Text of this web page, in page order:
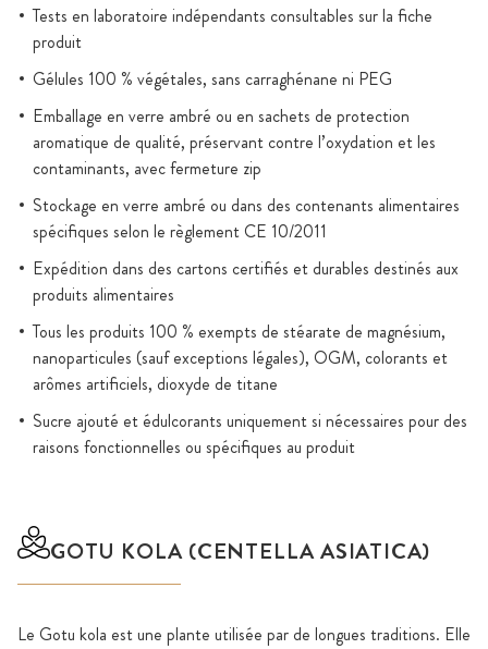
Tests en laboratoire indépendants consultables sur la fiche
produit
Gélules 100 % végétales, sans carraghénane ni PEG
Emballage en verre ambré ou en sachets de protection
aromatique de qualité, préservant contre l’oxydation et les
contaminants, avec fermeture zip
Stockage en verre ambré ou dans des contenants alimentaires
spécifiques selon le règlement CE 10/2011
Expédition dans des cartons certifiés et durables destinés aux
produits alimentaires
Tous les produits 100 % exempts de stéarate de magnésium,
nanoparticules (sauf exceptions légales), OGM, colorants et
arômes artificiels, dioxyde de titane
Sucre ajouté et édulcorants uniquement si nécessaires pour des
raisons fonctionnelles ou spécifiques au produit
GOTU KOLA (CENTELLA ASIATICA)
Le Gotu kola est une plante utilisée par de longues traditions. Elle